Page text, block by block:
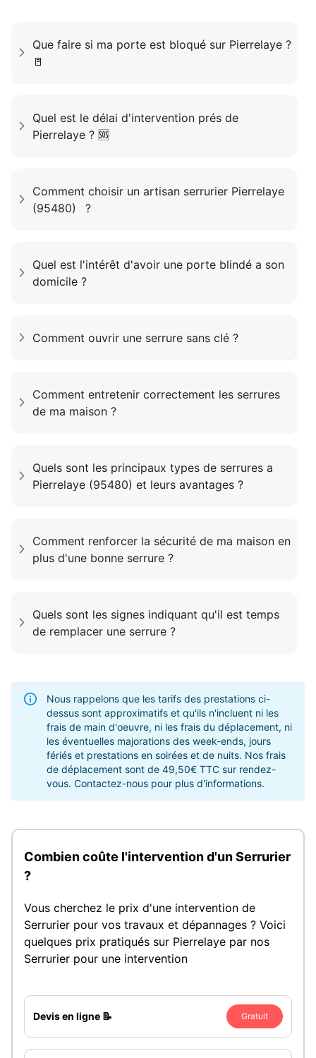
Que faire si ma porte est bloqué sur Pierrelaye ?
🚪
Quel est le délai d'intervention prés de
Pierrelaye ? 🆘
Comment choisir un artisan serrurier Pierrelaye
(95480) ?
Quel est l'intérêt d'avoir une porte blindé a son
domicile ?
Comment ouvrir une serrure sans clé ?
Comment entretenir correctement les serrures
de ma maison ?
Quels sont les principaux types de serrures a
Pierrelaye (95480) et leurs avantages ?
Comment renforcer la sécurité de ma maison en
plus d'une bonne serrure ?
Quels sont les signes indiquant qu'il est temps
de remplacer une serrure ?
Nous rappelons que les tarifs des prestations ci-
dessus sont approximatifs et qu'ils n'incluent ni les
frais de main d'oeuvre, ni les frais du déplacement, ni
les éventuelles majorations des week-ends, jours
fériés et prestations en soirées et de nuits. Nos frais
de déplacement sont de 49,50€ TTC sur rendez-
vous. Contactez-nous pour plus d'informations.
Combien coûte l'intervention d'un Serrurier
?
Vous cherchez le prix d'une intervention de
Serrurier pour vos travaux et dépannages ? Voici
quelques prix pratiqués sur Pierrelaye par nos
Serrurier pour une intervention
Devis en ligne 📝 Gratuit